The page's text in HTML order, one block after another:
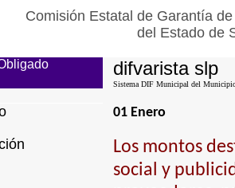
Comisión Estatal de Garantía
del Estado de
difvarista slp
Sistema DIF Municipal del
01 Enero
Los montos
social y